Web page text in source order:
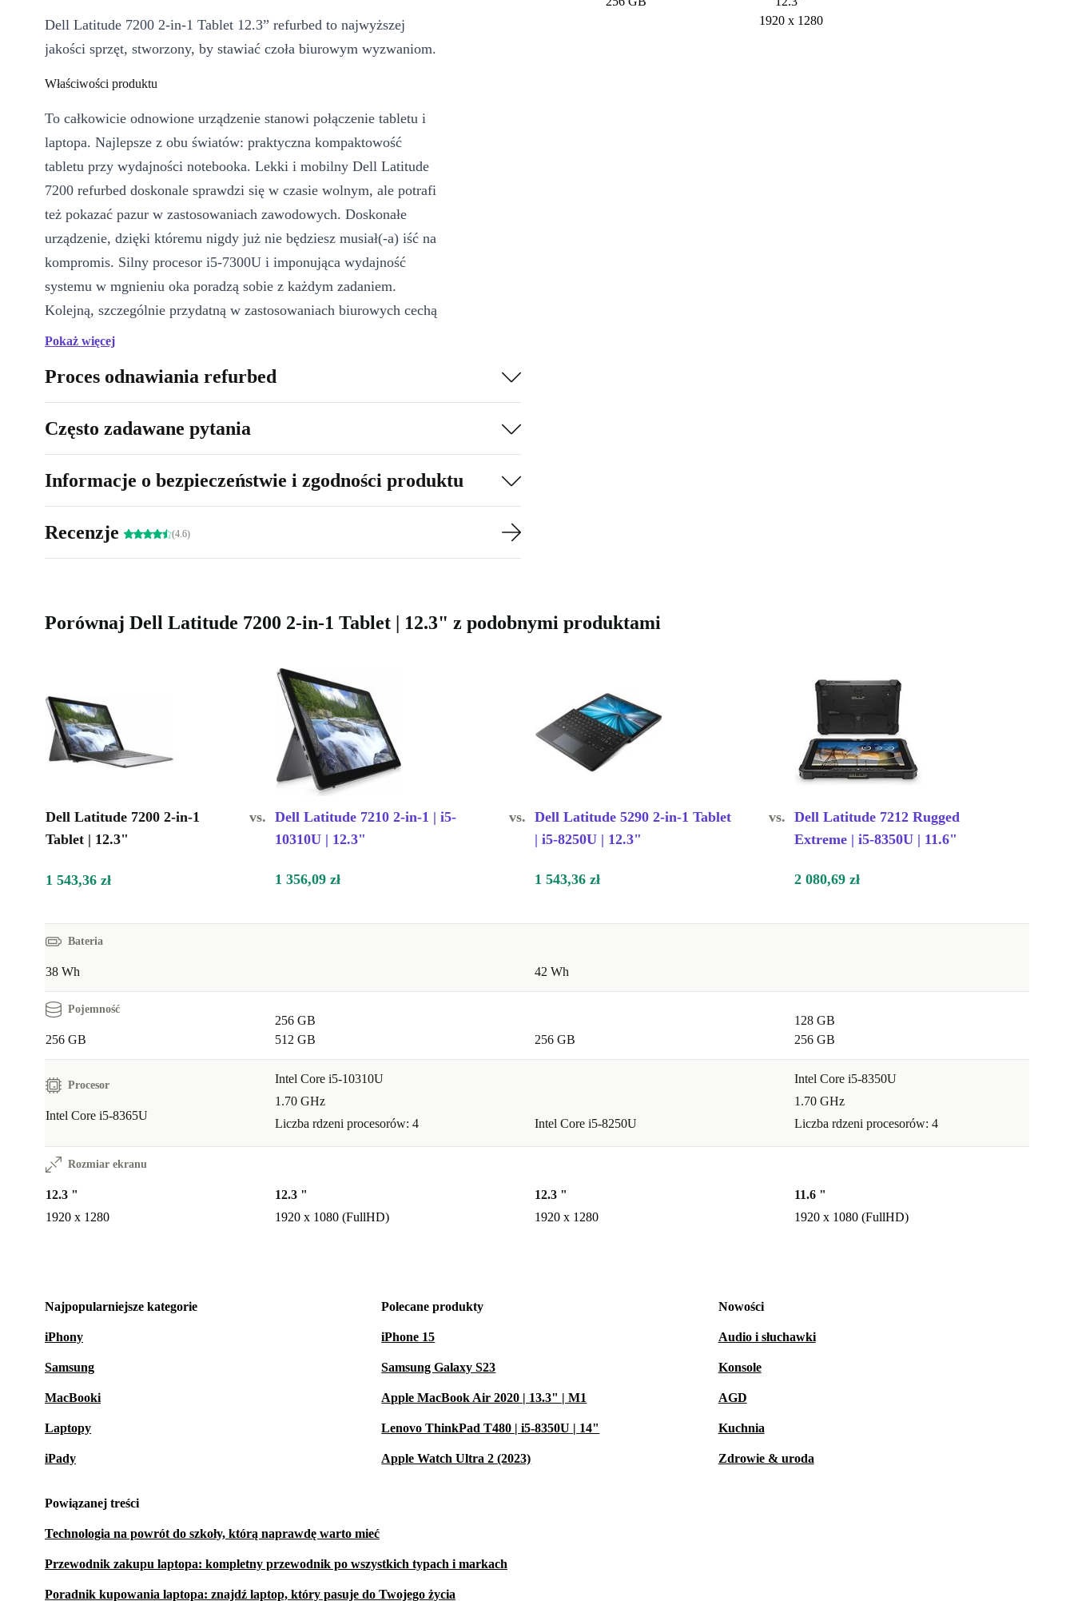
1920 x 1280
Dell Latitude 7200 2-in-1 Tablet 12.3” refurbed to najwyższej
jakości sprzęt, stworzony, by stawiać czoła biurowym wyzwaniom.
Właściwości produktu
To całkowicie odnowione urządzenie stanowi połączenie tabletu i
laptopa. Najlepsze z obu światów: praktyczna kompaktowość
tabletu przy wydajności notebooka. Lekki i mobilny Dell Latitude
7200 refurbed doskonale sprawdzi się w czasie wolnym, ale potrafi
też pokazać pazur w zastosowaniach zawodowych. Doskonałe
urządzenie, dzięki któremu nigdy już nie będziesz musiał(-a) iść na
kompromis. Silny procesor i5-7300U i imponująca wydajność
systemu w mgnieniu oka poradzą sobie z każdym zadaniem.
Kolejną, szczególnie przydatną w zastosowaniach biurowych cechą
tego odnowionego tabletu jest niespotykanie duża ilość portów.
również na zewnątrz, a solidna obudowa i niewielka waga
pozwalają na jego bezproblemowy transport.
Pokaż więcej
Proces odnawiania refurbed
Często zadawane pytania
Informacje o bezpieczeństwie i zgodności produktu
Recenzje (4.6)
Porównaj Dell Latitude 7200 2-in-1 Tablet | 12.3" z podobnymi produktami
Dell Latitude 7200 2-in-1
Tablet | 12.3"
vs. Dell Latitude 7210 2-in-1 | i5-
10310U | 12.3"
vs. Dell Latitude 5290 2-in-1 Tablet
| i5-8250U | 12.3"
vs. Dell Latitude 7212 Rugged
Extreme | i5-8350U | 11.6"
1 543,36 zł 1 356,09 zł 1 543,36 zł 2 080,69 zł
Bateria
38 Wh 42 Wh
Pojemność
256 GB
256 GB
512 GB
256 GB
128 GB
256 GB
Procesor
Intel Core i5-8365U
Intel Core i5-10310U
1.70 GHz
Liczba rdzeni procesorów: 4
Intel Core i5-8250U
Intel Core i5-8350U
1.70 GHz
Liczba rdzeni procesorów: 4
Rozmiar ekranu
12.3 "
1920 x 1280
12.3 "
1920 x 1080 (FullHD)
12.3 "
1920 x 1280
11.6 "
1920 x 1080 (FullHD)
Najpopularniejsze kategorie
iPhony
Samsung
MacBooki
Laptopy
iPady
Polecane produkty
iPhone 15
Samsung Galaxy S23
Apple MacBook Air 2020 | 13.3" | M1
Lenovo ThinkPad T480 | i5-8350U | 14"
Apple Watch Ultra 2 (2023)
Nowości
Audio i słuchawki
Konsole
AGD
Kuchnia
Zdrowie & uroda
Powiązanej treści
Technologia na powrót do szkoły, którą naprawdę warto mieć
Przewodnik zakupu laptopa: kompletny przewodnik po wszystkich typach i markach
Poradnik kupowania laptopa: znajdź laptop, który pasuje do Twojego życia